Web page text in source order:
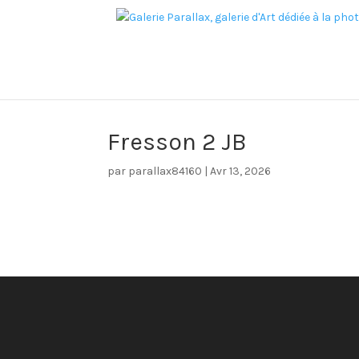
Fresson 2 JB
par parallax84160 |Avr 13, 2026